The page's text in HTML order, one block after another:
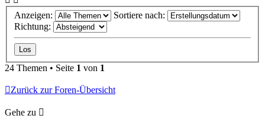
Anzeigen:
Sortiere nach:
Richtung:
24 Themen • Seite 1 von 1
Zurück zur Foren-Übersicht
Gehe zu